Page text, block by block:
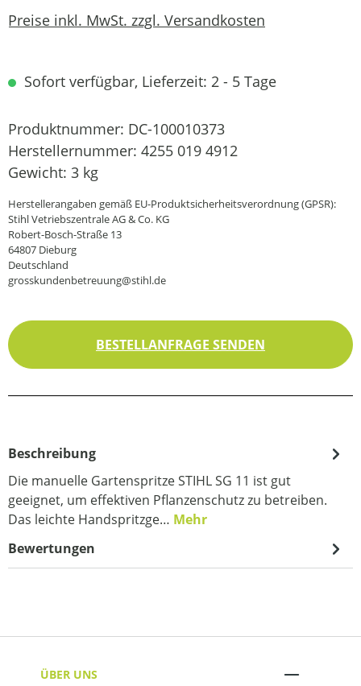
Preise inkl. MwSt. zzgl. Versandkosten
Sofort verfügbar, Lieferzeit: 2 - 5 Tage
Produktnummer: DC-100010373
Herstellernummer: 4255 019 4912
Gewicht: 3 kg
Herstellerangaben gemäß EU-Produktsicherheitsverordnung (GPSR):
Stihl Vetriebszentrale AG & Co. KG
Robert-Bosch-Straße 13
64807 Dieburg
Deutschland
grosskundenbetreuung@stihl.de
BESTELLANFRAGE SENDEN
Beschreibung
Die manuelle Gartenspritze STIHL SG 11 ist gut
geeignet, um effektiven Pflanzenschutz zu betreiben.
Das leichte Handspritzge… Mehr
Bewertungen
ÜBER UNS